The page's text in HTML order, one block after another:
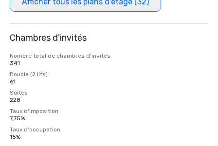
Chambres d'invités
Nombre total de chambres d'invités
341
Double (2 lits)
61
Suites
228
Taux d'imposition
7,75%
Taux d'occupation
15%